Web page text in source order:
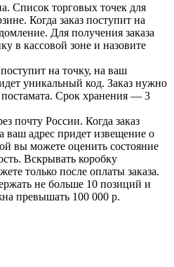
Список торговых точек для
Когда заказ поступит на
Для получения заказа
в кассовой зоне и назовите
на точку, на ваш
уникальный код. Заказ нужно
постамата. Срок хранения — 3
почту России. Когда заказ
ваш адрес придет извещение о
вы можете оценить состояние
Вскрывать коробку
только после оплаты заказа.
не больше 10 позиций и
превышать 100 000 р.